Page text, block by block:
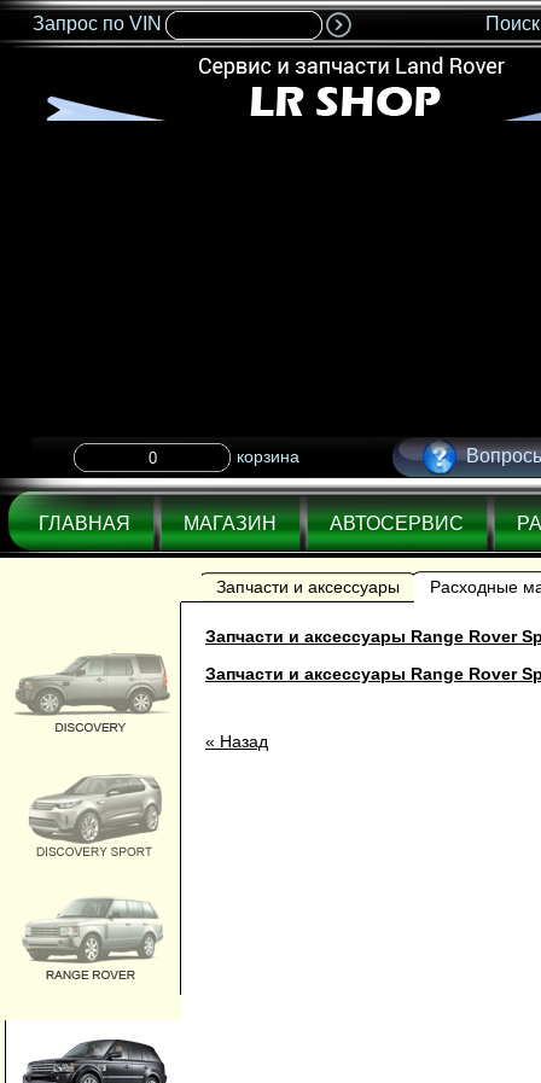
Запрос по VIN
ГЛАВНАЯ МАГАЗИН АВТОСЕРВИС
корзина
Запчасти и аксессуары Расходные
Запчасти и аксессуары Range Rover
Запчасти и аксессуары Range Rover
« Назад